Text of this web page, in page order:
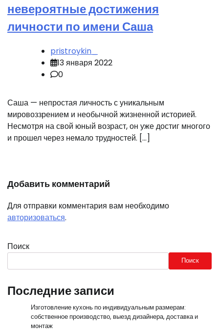
невероятные достижения
личности по имени Саша
pristroykin_
13 января 2022
0
Саша — непростая личность с уникальным
мировоззрением и необычной жизненной историей.
Несмотря на свой юный возраст, он уже достиг многого
и прошел через немало трудностей. […]
Добавить комментарий
Для отправки комментария вам необходимо
авторизоваться.
Поиск
Поиск
Последние записи
Изготовление кухонь по индивидуальным размерам:
собственное производство, выезд дизайнера, доставка и
монтаж